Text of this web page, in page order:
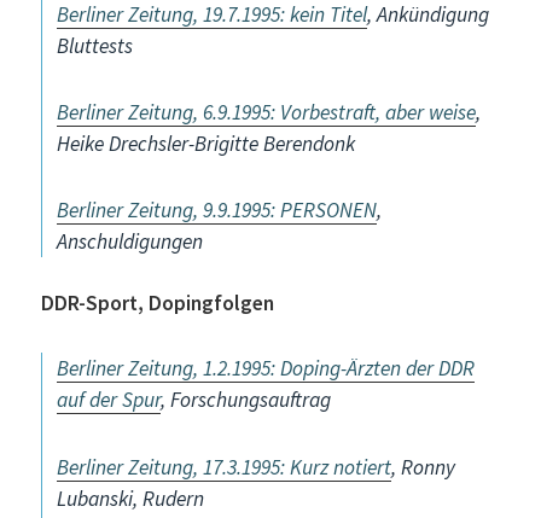
Berliner Zeitung, 19.7.1995: kein Titel, Ankündigung
Bluttests
Berliner Zeitung, 6.9.1995: Vorbestraft, aber weise,
Heike Drechsler-Brigitte Berendonk
Berliner Zeitung, 9.9.1995: PERSONEN,
Anschuldigungen
DDR-Sport, Dopingfolgen
Berliner Zeitung, 1.2.1995: Doping-Ärzten der DDR
auf der Spur, Forschungsauftrag
Berliner Zeitung, 17.3.1995: Kurz notiert, Ronny
Lubanski, Rudern